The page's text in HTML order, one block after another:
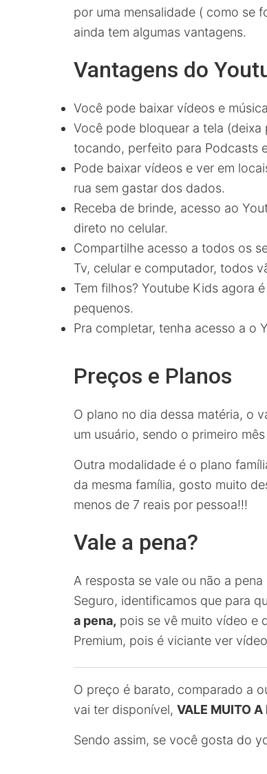
por uma mensalidade ( como se
ainda tem algumas vantagens.
Vantagens do
Você pode baixar vídeos e
Você pode bloquear a tela
tocando, perfeito para Podcasts
Pode baixar vídeos e ver em
rua sem gastar dos dados.
Receba de brinde, acesso ao
direto no celular.
Compartilhe acesso a todos os
Tv, celular e computador, todos
Tem filhos? Youtube Kids agora
pequenos.
Pra completar, tenha acesso a o
Preços e Planos
O plano no dia dessa matéria, o
um usuário, sendo o primeiro
Outra modalidade é o plano
da mesma família, gosto muito
menos de 7 reais por pessoa!!!
Vale a pena?
A resposta se vale ou não a
Seguro, identificamos que para
a pena, pois se vê muito vídeo e
Premium, pois é viciante ver
O preço é barato, comparado a
vai ter disponível, VALE MUITO A
Sendo assim, se você gosta do